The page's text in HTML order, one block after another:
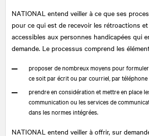
NATIONAL entend veiller à ce que ses
pour ce qui est de recevoir les rétroactions et
accessibles aux personnes handicapées qui
demande. Le processus comprend les
proposer de nombreux moyens pour
ce soit par écrit ou par courriel, par
prendre en considération et mettre en place
communication ou les services de
dans les normes intégrées.
NATIONAL entend veiller à offrir, sur